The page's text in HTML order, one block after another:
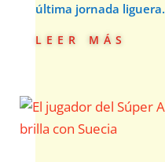
última jornada liguera.
leer más